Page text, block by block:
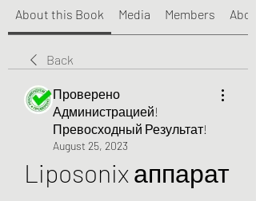
About this Book Media Members About
Back
Проверено
Администрацией!
Превосходный Результат!
August 25, 2023
Liposonix аппарат